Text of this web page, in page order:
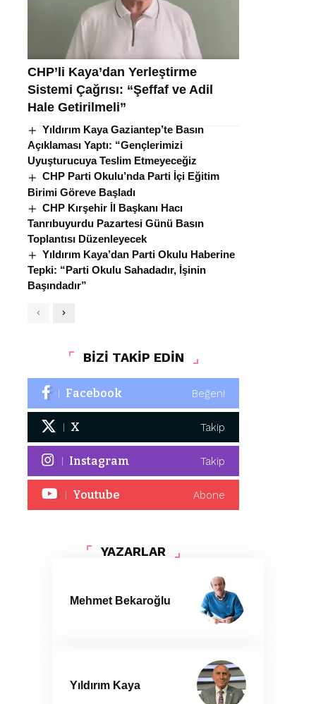
CHP’li Kaya’dan Yerleştirme
Sistemi Çağrısı: “Şeffaf ve Adil
Hale Getirilmeli”
Yıldırım Kaya Gaziantep’te Basın
Açıklaması Yaptı: “Gençlerimizi
Uyuşturucuya Teslim Etmeyeceğiz
CHP Parti Okulu’nda Parti İçi Eğitim
Birimi Göreve Başladı
CHP Kırşehir İl Başkanı Hacı
Tanrıbuyurdu Pazartesi Günü Basın
Toplantısı Düzenleyecek
Yıldırım Kaya’dan Parti Okulu Haberine
Tepki: “Parti Okulu Sahadadır, İşinin
Başındadır”
BİZİ TAKİP EDİN
Facebook Beğeni
X Takip
Instagram Takip
Youtube Abone
YAZARLAR
Mehmet Bekaroğlu
Yıldırım Kaya